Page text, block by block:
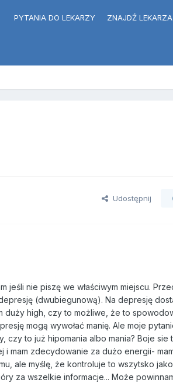
PYTANIA DO LEKARZY ZNAJDŹ LEKARZA
Udostępnij
jeśli nie piszę we właściwym miejscu.
(dwubiegunową). Na depresję
duży high, czy to możliwe, że to
mogą wywołać manię. Ale moje
czy to już hipomania albo mania? Boje
mam zdecydowanie za dużo energii-
ale myślę, że kontroluje to wszytsko
za wszelkie informacje... Może